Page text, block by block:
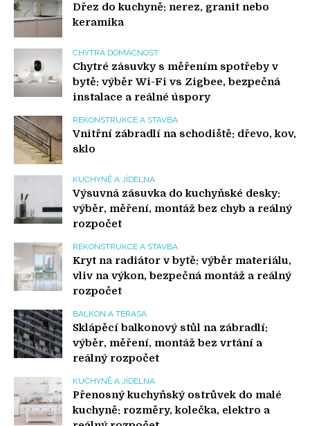
Dřez do kuchyně: nerez, granit nebo
keramika
CHYTRÁ DOMÁCNOST
Chytré zásuvky s měřením spotřeby v
bytě: výběr Wi-Fi vs Zigbee, bezpečná
instalace a reálné úspory
REKONSTRUKCE A STAVBA
Vnitřní zábradlí na schodiště: dřevo, kov,
sklo
KUCHYNĚ A JÍDELNA
Výsuvná zásuvka do kuchyňské desky:
výběr, měření, montáž bez chyb a reálný
rozpočet
REKONSTRUKCE A STAVBA
Kryt na radiátor v bytě: výběr materiálu,
vliv na výkon, bezpečná montáž a reálný
rozpočet
BALKON A TERASA
Sklápěcí balkonový stůl na zábradlí:
výběr, měření, montáž bez vrtání a
reálný rozpočet
KUCHYNĚ A JÍDELNA
Přenosný kuchyňský ostrůvek do malé
kuchyně: rozměry, kolečka, elektro a